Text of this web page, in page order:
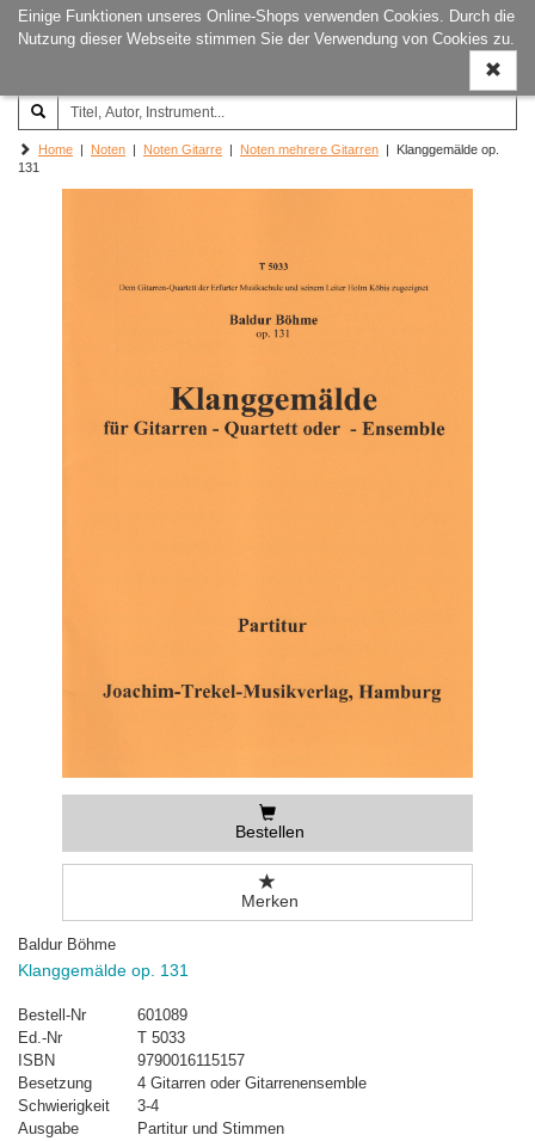
Einige Funktionen unseres Online-Shops verwenden Cookies. Durch die
Nutzung dieser Webseite stimmen Sie der Verwendung von Cookies zu.
ein-/
Joachim‐Trekel‐Musikverlag,
Hamburg
Home | Noten | Noten Gitarre | Noten mehrere Gitarren | Klanggemälde op.
131
Bestellen
Merken
Baldur Böhme
Klanggemälde op. 131
Bestell-Nr
601089
Ed.-Nr
T 5033
ISBN
9790016115157
Besetzung
4 Gitarren oder Gitarrenensemble
Schwierigkeit
3-4
Ausgabe
Partitur und Stimmen